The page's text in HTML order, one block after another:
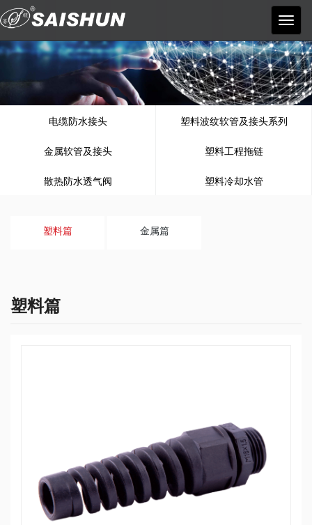
宁波
赛顺
塑料
电器
有限
公司
电缆防水接头 塑料波纹软管及接头系列
金属软管及接头 塑料工程拖链
散热防水透气阀 塑料冷却水管
塑料篇 金属篇
塑料篇